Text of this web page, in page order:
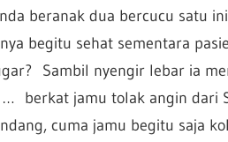
beranak dua bercucu satu
begitu sehat sementara
Sambil nyengir lebar ia
berkat jamu tolak angin dari
cuma jamu begitu saja